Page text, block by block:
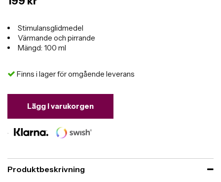
Stimulansglidmedel
Värmande och pirrande
Mängd: 100 ml
Finns i lager för omgående leverans
Lägg i varukorgen
Produktbeskrivning